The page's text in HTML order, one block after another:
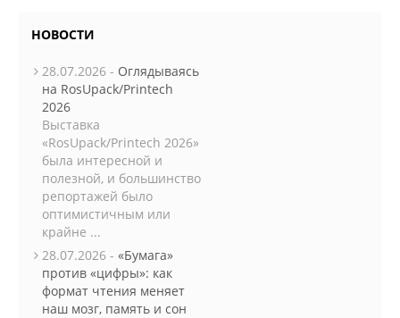
НОВОСТИ
28.07.2026 - Оглядываясь
на RosUpack/Printech
2026
Выставка
«RosUpack/Printech 2026»
была интересной и
полезной, и большинство
репортажей было
оптимистичным или
крайне ...
28.07.2026 - «Бумага»
против «цифры»: как
формат чтения меняет
наш мозг, память и сон